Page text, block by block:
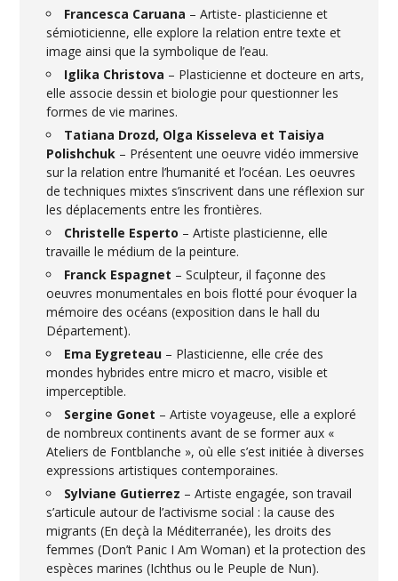
Francesca Caruana – Artiste- plasticienne et
sémioticienne, elle explore la relation entre texte et
image ainsi que la symbolique de l’eau.
Iglika Christova – Plasticienne et docteure en arts,
elle associe dessin et biologie pour questionner les
formes de vie marines.
Tatiana Drozd, Olga Kisseleva et Taisiya
Polishchuk – Présentent une oeuvre vidéo immersive
sur la relation entre l’humanité et l’océan. Les oeuvres
de techniques mixtes s’inscrivent dans une réflexion sur
les déplacements entre les frontières.
Christelle Esperto – Artiste plasticienne, elle
travaille le médium de la peinture.
Franck Espagnet – Sculpteur, il façonne des
oeuvres monumentales en bois flotté pour évoquer la
mémoire des océans (exposition dans le hall du
Département).
Ema Eygreteau – Plasticienne, elle crée des
mondes hybrides entre micro et macro, visible et
imperceptible.
Sergine Gonet – Artiste voyageuse, elle a exploré
de nombreux continents avant de se former aux «
Ateliers de Fontblanche », où elle s’est initiée à diverses
expressions artistiques contemporaines.
Sylviane Gutierrez – Artiste engagée, son travail
s’articule autour de l’activisme social : la cause des
migrants (En deçà la Méditerranée), les droits des
femmes (Don’t Panic I Am Woman) et la protection des
espèces marines (Ichthus ou le Peuple de Nun).